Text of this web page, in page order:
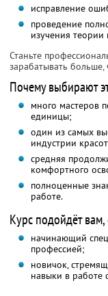
исправление
проведение
изучения теории
Станьте
зарабатывать
Почему выбирают
много мастеров
единицы;
один из самых
индустрии
средняя
комфортного
полноценные
работе.
Курс подойдёт
начинающий
профессией;
новичок,
навыки в работе